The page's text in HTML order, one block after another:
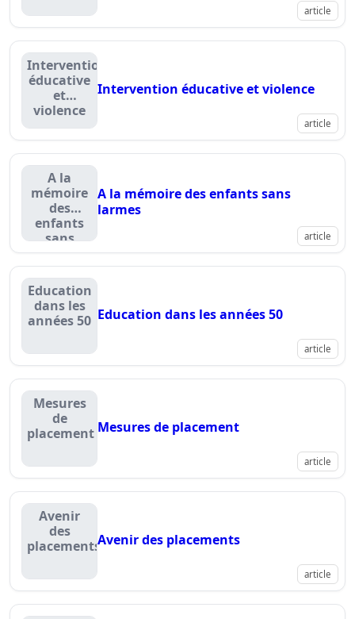
article
Intervention
éducative
et
violence
Intervention éducative et violence
article
A la
mémoire
des
enfants
sans
larmes
A la mémoire des enfants sans
larmes
article
Education
dans les
années 50 Education dans les années 50
article
Mesures
de
placement Mesures de placement
article
Avenir
des
placementsAvenir des placements
article